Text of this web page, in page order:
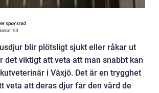
blir plötsligt sjukt eller råkar ut
det viktigt att veta att man snabbt kan
i Växjö. Det är en trygghet
veta att deras djur får den vård de